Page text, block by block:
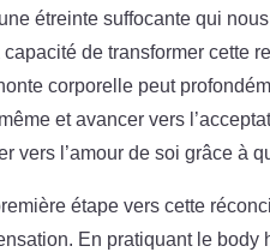
étreinte suffocante qui
de transformer cette
corporelle peut
et avancer vers
vers l’amour de soi grâce à
étape vers cette
En pratiquant le